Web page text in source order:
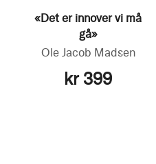
«Det er innover vi må
gå»
Ole Jacob Madsen
kr 399